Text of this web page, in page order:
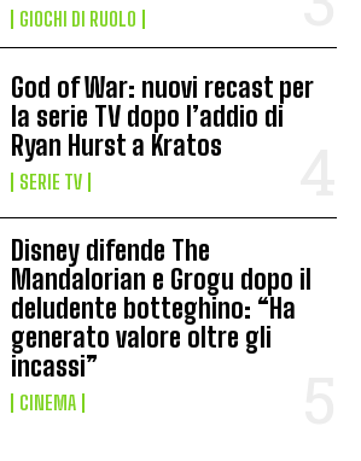
GIOCHI DI RUOLO
God of War: nuovi recast per
la serie TV dopo l’addio di
Ryan Hurst a Kratos
SERIE TV
Disney difende The
Mandalorian e Grogu dopo il
deludente botteghino: “Ha
generato valore oltre gli
incassi”
CINEMA